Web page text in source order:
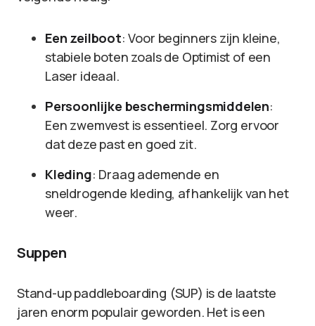
Een zeilboot: Voor beginners zijn kleine,
stabiele boten zoals de Optimist of een
Laser ideaal.
Persoonlijke beschermingsmiddelen:
Een zwemvest is essentieel. Zorg ervoor
dat deze past en goed zit.
Kleding: Draag ademende en
sneldrogende kleding, afhankelijk van het
weer.
Suppen
Stand-up paddleboarding (SUP) is de laatste
jaren enorm populair geworden. Het is een